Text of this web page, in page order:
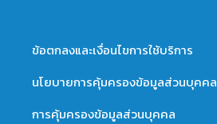
ข้อตกลงและเงื่อนไขการใช้บริการ
นโยบายการคุ้มครองข้อมูลส่วนบุคคล
การคุ้มครองข้อมูลส่วนบุคคล